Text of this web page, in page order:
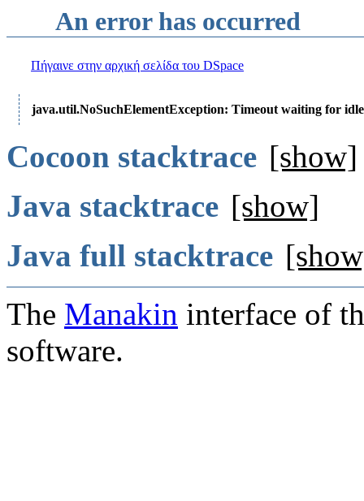
An error has occurred
Πήγαινε στην αρχική σελίδα του DSpace
java.util.NoSuchElementException: Timeout waiting for
Cocoon stacktrace [show]
Java stacktrace [show]
Java full stacktrace
The Manakin interface of
software.